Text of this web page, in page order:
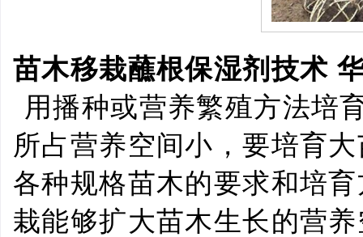
苗木移栽蘸根保湿剂技术
用播种或营养繁殖方法培
所占营养空间小，要培育
各种规格苗木的要求和培
栽能够扩大苗木生长的营